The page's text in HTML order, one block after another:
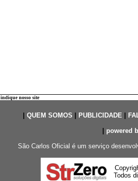
indique nosso site
QUEM SOMOS PUBLICIDADE|
powered
São Carlos Oficial é um serviço
Todos